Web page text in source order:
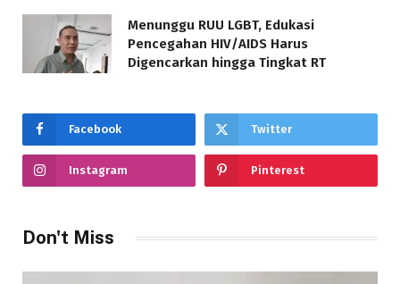
Menunggu RUU LGBT, Edukasi
Pencegahan HIV/AIDS Harus
Digencarkan hingga Tingkat RT
Facebook Twitter
Instagram Pinterest
Don't Miss